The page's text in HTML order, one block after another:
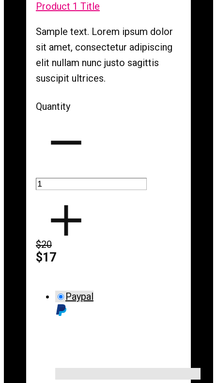
Product 1 Title
Sample text. Lorem ipsum dolor
sit amet, consectetur adipiscing
elit nullam nunc justo sagittis
suscipit ultrices.
Quantity
$20
$17
Paypal